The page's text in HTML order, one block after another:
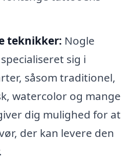
teknikker: Nogle
sig i
såsom traditionel,
watercolor og mange
dig mulighed for at
der kan levere den